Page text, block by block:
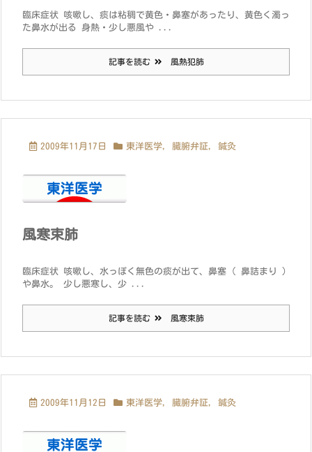
臨床症状 咳嗽し、痰は粘稠で黄色・鼻塞があったり、黄色く濁っ
た鼻水が出る 身熱・少し悪風や ...
記事を読む 風熱犯肺
2009年11月17日 東洋医学, 臓腑弁証, 鍼灸
風寒束肺
臨床症状 咳嗽し、水っぽく無色の痰が出て、鼻塞 ( 鼻詰まり )
や鼻水。 少し悪寒し、少 ...
記事を読む 風寒束肺
2009年11月12日 東洋医学, 臓腑弁証, 鍼灸